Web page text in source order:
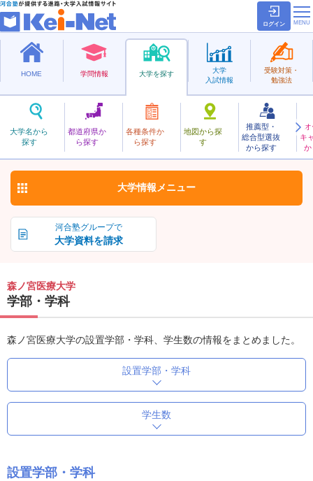
ログイン
HOME 学問情報 大学を探す
大学名から
探す
都道府県か
ら探す
各種条件か
ら探す
地図から探
す
推薦型・
総合型選抜
から探す
キ
か
大学
入試情報
受験対策・
勉強法
私立
もりのみやいりょう
森ノ宮医療大学 お気に入り
河合塾グループで
大学資料を請求
大学情報 メニュー
森ノ宮医療大学
学部・学科
森ノ宮医療大学の設置学部・学科、学生数の情報をまとめました。
設置学部・学科
学生数
設置学部・学科